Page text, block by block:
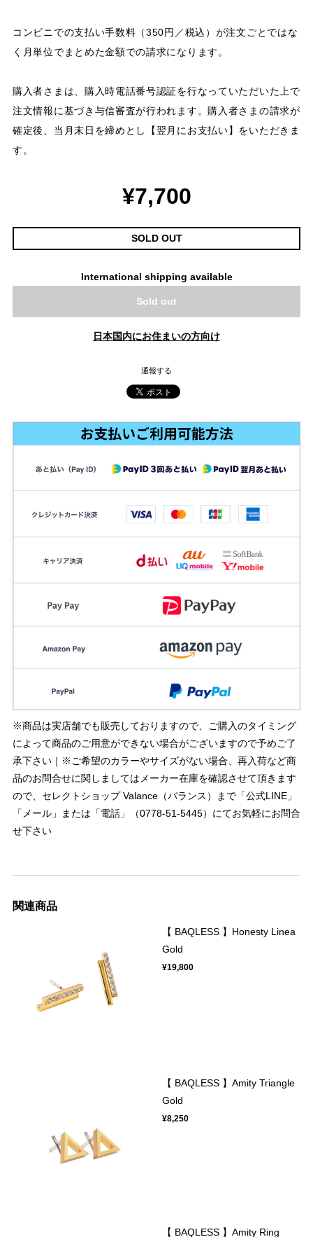
コンビニでの支払い手数料（350円／税込）が注文ごとではな
く月単位でまとめた金額での請求になります。
購入者さまは、購入時電話番号認証を行なっていただいた上で
注文情報に基づき与信審査が行われます。購入者さまの請求が
確定後、当月末日を締めとし【翌月にお支払い】をいただきま
す。
¥7,700
SOLD OUT
International shipping available
Sold out
日本国内にお住まいの方向け
通報する
※商品は実店舗でも販売しておりますので、ご購入のタイミング
によって商品のご用意ができない場合がございますので予めご了
承下さい｜※ご希望のカラーやサイズがない場合、再入荷など商
品のお問合せに関しましてはメーカー在庫を確認させて頂きます
ので、セレクトショップ Valance（バランス）まで「公式LINE」
「メール」または「電話」（0778-51-5445）にてお気軽にお問合
せ下さい
関連商品
【 BAQLESS 】Honesty Linea
Gold
¥19,800
【 BAQLESS 】Amity Triangle
Gold
¥8,250
【 BAQLESS 】Amity Ring